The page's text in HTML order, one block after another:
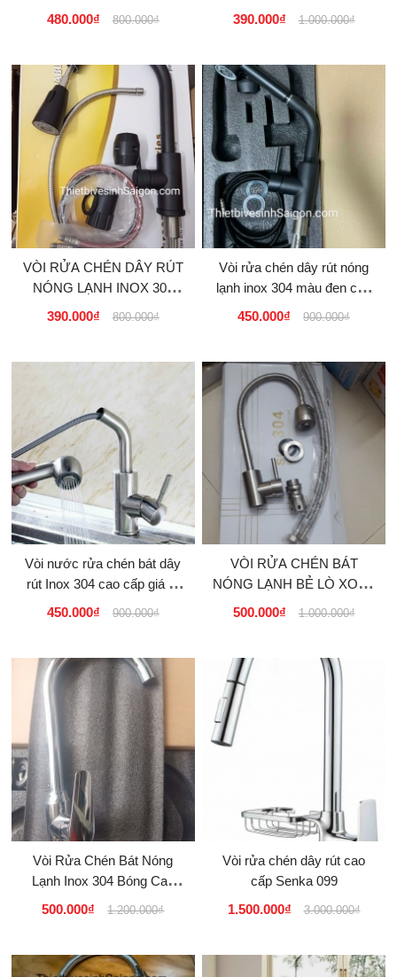
480.000₫
800.000₫
NANO MÀU ĐEN
390.000₫ 1.000.000₫
VÒI RỬA CHÉN DÂY RÚT
NÓNG LẠNH INOX 304
MÀU ĐEN GIÁ RẺ, BÁN
390.000₫ 800.000₫
Vòi rửa chén dây rút nóng
lạnh inox 304 màu đen cao
cấp Thái Lan
450.000₫ 900.000₫
Vòi nước rửa chén bát dây
rút Inox 304 cao cấp giá rẻ
tại Tphcm 380k
450.000₫ 900.000₫
VÒI RỬA CHÉN BÁT
NÓNG LẠNH BẺ LÒ XOAY
360 ĐỘ
500.000₫ 1.000.000₫
Vòi Rửa Chén Bát Nóng
Lạnh Inox 304 Bóng Cao
Cấp KM Giá Rẻ Toàn Quốc
500.000₫ 1.200.000₫
Vòi rửa chén dây rút cao
cấp Senka 099
1.500.000₫
3.000.000₫